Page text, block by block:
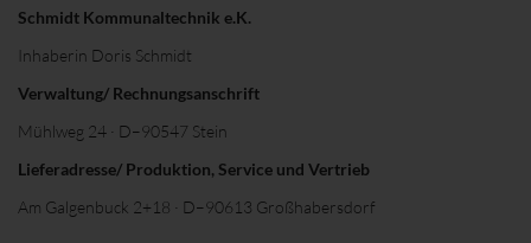
Schmidt Kommunaltechnik e.K.
Inhaberin Doris Schmidt
Verwaltung/ Rechnungsanschrift
Mühlweg 24 · D–90547 Stein
Lieferadresse/ Produktion, Service und Vertrieb
Am Galgenbuck 2+18 · D–90613 Großhabersdorf